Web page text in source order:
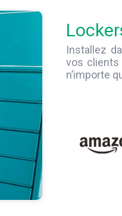
Installez
vos clients
n’importe